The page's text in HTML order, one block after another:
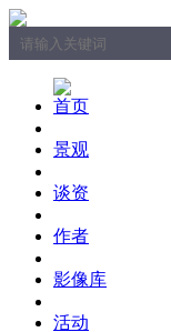
首页
景观
谈资
作者
影像库
活动